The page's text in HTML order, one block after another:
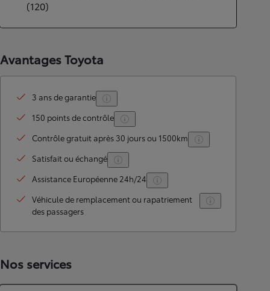
(120)
Avantages Toyota
3 ans de garantie
150 points de contrôle
Contrôle gratuit après 30 jours ou 1500km
Satisfait ou échangé
Assistance Européenne 24h/24
Véhicule de remplacement ou rapatriement
des passagers
Nos services